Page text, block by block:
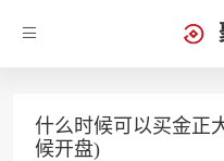
什么时候可以买金正
候开盘)